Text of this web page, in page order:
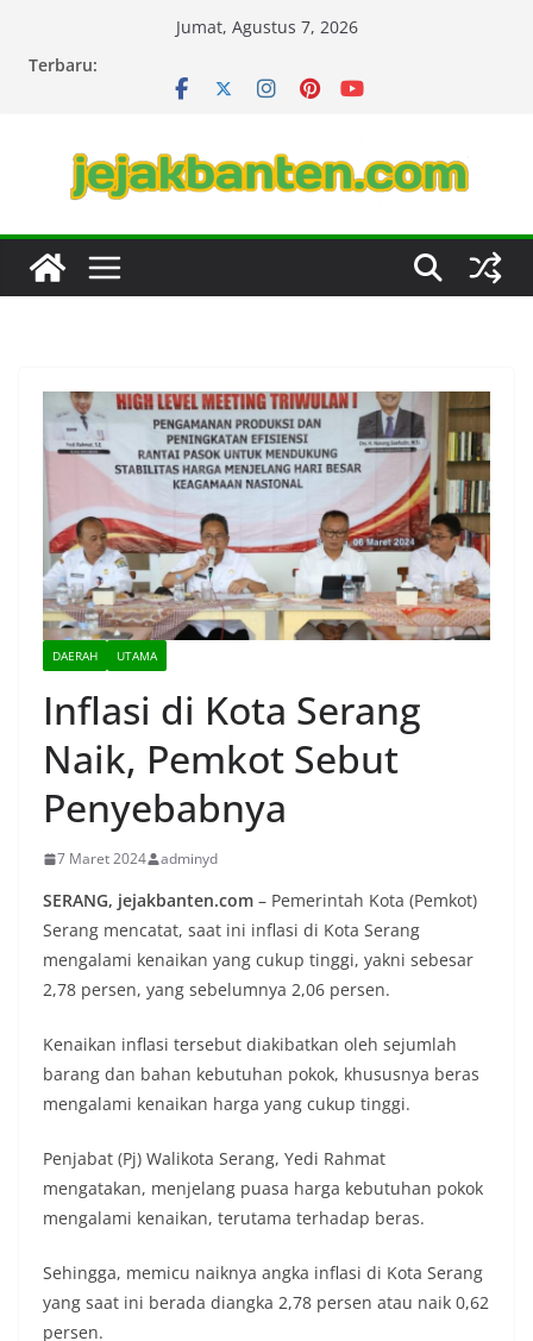
Jumat, Agustus 7, 2026
Terbaru:
DAERAH UTAMA
Inflasi di Kota Serang
Naik, Pemkot Sebut
Penyebabnya
7 Maret 2024 adminyd
SERANG, jejakbanten.com – Pemerintah Kota (Pemkot)
Serang mencatat, saat ini inflasi di Kota Serang
mengalami kenaikan yang cukup tinggi, yakni sebesar
2,78 persen, yang sebelumnya 2,06 persen.
Kenaikan inflasi tersebut diakibatkan oleh sejumlah
barang dan bahan kebutuhan pokok, khususnya beras
mengalami kenaikan harga yang cukup tinggi.
Penjabat (Pj) Walikota Serang, Yedi Rahmat
mengatakan, menjelang puasa harga kebutuhan pokok
mengalami kenaikan, terutama terhadap beras.
Sehingga, memicu naiknya angka inflasi di Kota Serang
yang saat ini berada diangka 2,78 persen atau naik 0,62
persen.